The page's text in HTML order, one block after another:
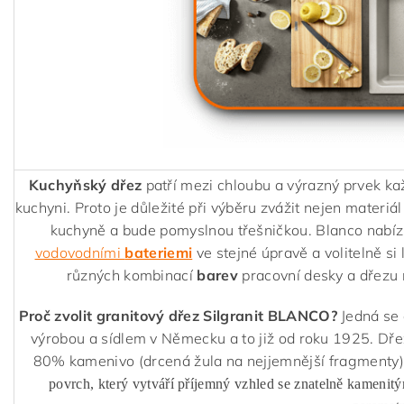
Kuchyňský dřez patří mezi chloubu a výrazný prvek
kuchyni. Proto je důležité při výběru zvážit nejen
kuchyně a bude pomyslnou třešničkou. Blanco
vodovodními bateriemi ve stejné úpravě a volitelně
různých kombinací barev pracovní desky a dřezu
Proč zvolit granitový dřez Silgranit BLANCO? Jedná
výrobou a sídlem v Německu a to již od roku 1925.
80% kamenivo (drcená žula na nejjemnější
povrch, který vytváří příjemný vzhled se znatelně